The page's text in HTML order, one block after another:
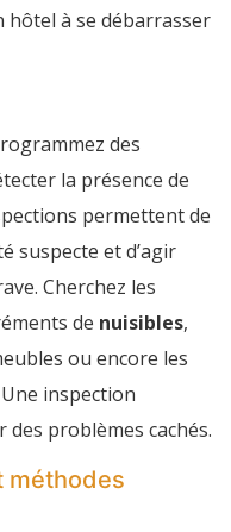
à se débarrasser
des
la présence de
permettent de
suspecte et d’agir
Cherchez les
de nuisibles,
ou encore les
inspection
problèmes cachés.
méthodes